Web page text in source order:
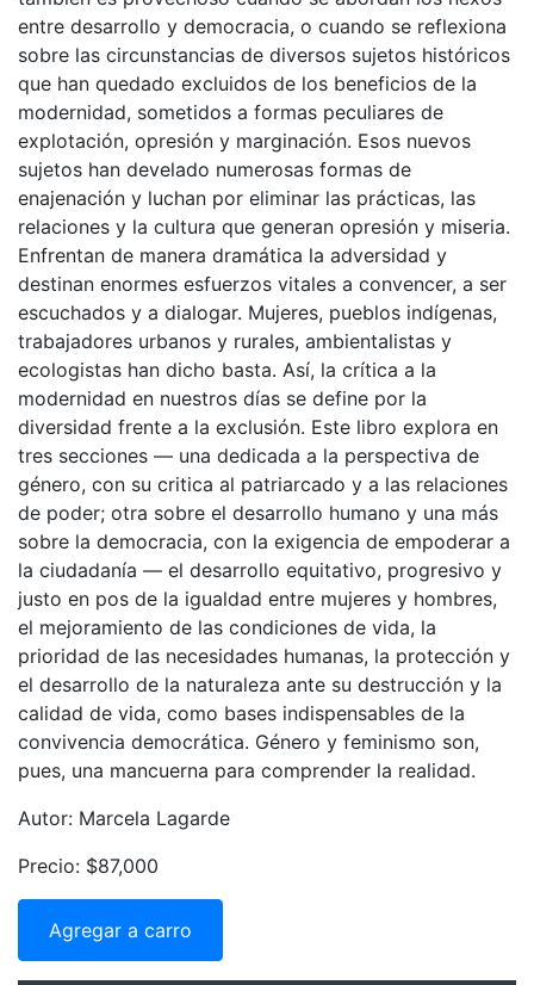
entre desarrollo y democracia, o cuando se reflexiona
sobre las circunstancias de diversos sujetos históricos
que han quedado excluidos de los beneficios de la
modernidad, sometidos a formas peculiares de
explotación, opresión y marginación. Esos nuevos
sujetos han develado numerosas formas de
enajenación y luchan por eliminar las prácticas, las
relaciones y la cultura que generan opresión y miseria.
Enfrentan de manera dramática la adversidad y
destinan enormes esfuerzos vitales a convencer, a ser
escuchados y a dialogar. Mujeres, pueblos indígenas,
trabajadores urbanos y rurales, ambientalistas y
ecologistas han dicho basta. Así, la crítica a la
modernidad en nuestros días se define por la
diversidad frente a la exclusión. Este libro explora en
tres secciones — una dedicada a la perspectiva de
género, con su critica al patriarcado y a las relaciones
de poder; otra sobre el desarrollo humano y una más
sobre la democracia, con la exigencia de empoderar a
la ciudadanía — el desarrollo equitativo, progresivo y
justo en pos de la igualdad entre mujeres y hombres,
el mejoramiento de las condiciones de vida, la
prioridad de las necesidades humanas, la protección y
el desarrollo de la naturaleza ante su destrucción y la
calidad de vida, como bases indispensables de la
convivencia democrática. Género y feminismo son,
pues, una mancuerna para comprender la realidad.
Autor: Marcela Lagarde
Precio: $87,000
Agregar a carro